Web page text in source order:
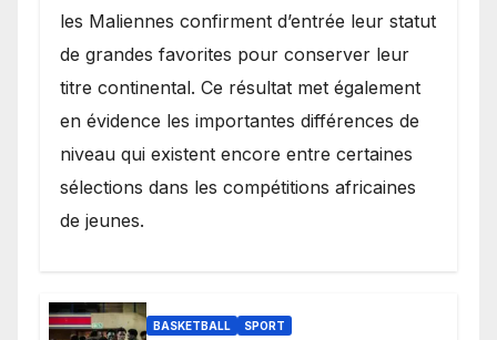
les Maliennes confirment d’entrée leur statut
de grandes favorites pour conserver leur
titre continental. Ce résultat met également
en évidence les importantes différences de
niveau qui existent encore entre certaines
sélections dans les compétitions africaines
de jeunes.
BASKETBALL SPORT